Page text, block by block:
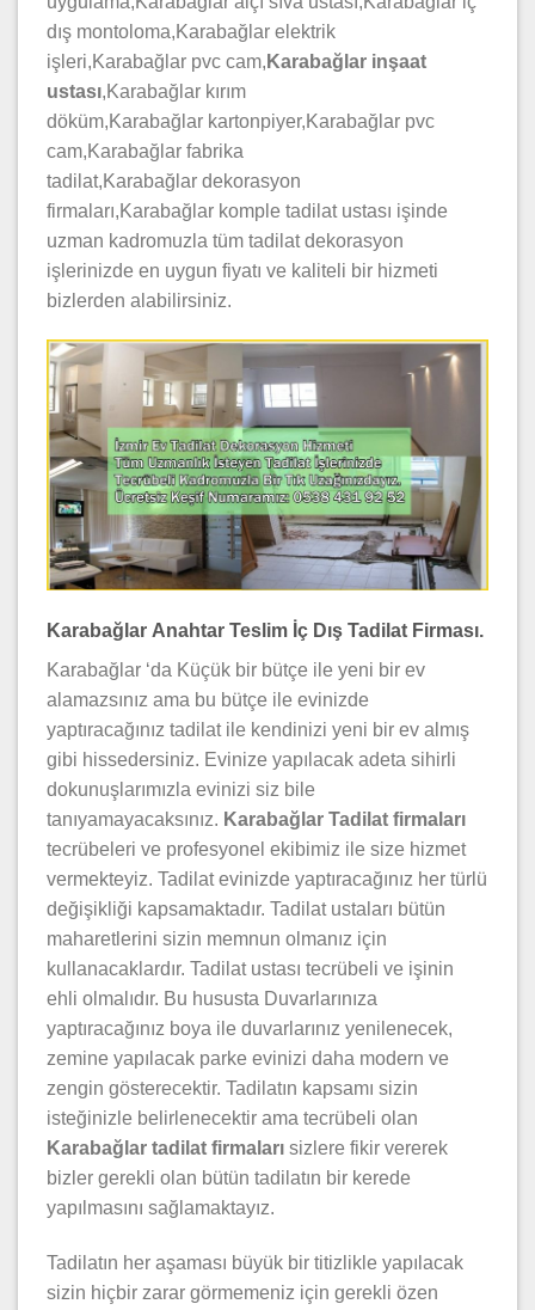
dış montoloma,Karabağlar elektrik
işleri,Karabağlar pvc cam, Karabağlar inşaat
ustası,Karabağlar kırım
döküm,Karabağlar kartonpiyer,Karabağlar pvc
cam,Karabağlar fabrika
tadilat,Karabağlar dekorasyon
firmaları,Karabağlar komple tadilat ustası işinde
uzman kadromuzla tüm tadilat dekorasyon
işlerinizde en uygun fiyatı ve kaliteli bir hizmeti
bizlerden alabilirsiniz.
Karabağlar Anahtar Teslim İç Dış Tadilat Firması.
Karabağlar ‘da Küçük bir bütçe ile yeni bir ev
alamazsınız ama bu bütçe ile evinizde
yaptıracağınız tadilat ile kendinizi yeni bir ev almış
gibi hissedersiniz. Evinize yapılacak adeta sihirli
dokunuşlarımızla evinizi siz bile
tanıyamayacaksınız. Karabağlar Tadilat firmaları
tecrübeleri ve profesyonel ekibimiz ile size hizmet
vermekteyiz. Tadilat evinizde yaptıracağınız her türlü
değişikliği kapsamaktadır. Tadilat ustaları bütün
maharetlerini sizin memnun olmanız için
kullanacaklardır. Tadilat ustası tecrübeli ve işinin
ehli olmalıdır. Bu hususta Duvarlarınıza
yaptıracağınız boya ile duvarlarınız yenilenecek,
zemine yapılacak parke evinizi daha modern ve
zengin gösterecektir. Tadilatın kapsamı sizin
isteğinizle belirlenecektir ama tecrübeli olan
Karabağlar tadilat firmaları sizlere fikir vererek
bizler gerekli olan bütün tadilatın bir kerede
yapılmasını sağlamaktayız.
Tadilatın her aşaması büyük bir titizlikle yapılacak
sizin hiçbir zarar görmemeniz için gerekli özen